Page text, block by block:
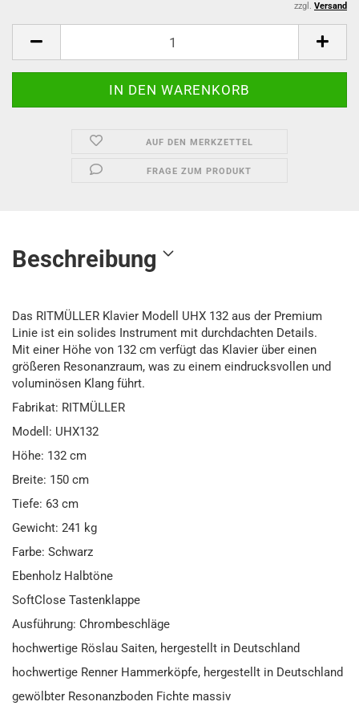
zzgl. Versand
AUF DEN MERKZETTEL
FRAGE ZUM PRODUKT
Beschreibung
Das RITMÜLLER Klavier Modell UHX 132 aus der Premium
Linie ist ein solides Instrument mit durchdachten Details.
Mit einer Höhe von 132 cm verfügt das Klavier über einen
größeren Resonanzraum, was zu einem eindrucksvollen und
voluminösen Klang führt.
Fabrikat: RITMÜLLER
Modell: UHX132
Höhe: 132 cm
Breite: 150 cm
Tiefe: 63 cm
Gewicht: 241 kg
Farbe: Schwarz
Ebenholz Halbtöne
SoftClose Tastenklappe
Ausführung: Chrombeschläge
hochwertige Röslau Saiten, hergestellt in Deutschland
hochwertige Renner Hammerköpfe, hergestellt in Deutschland
gewölbter Resonanzboden Fichte massiv